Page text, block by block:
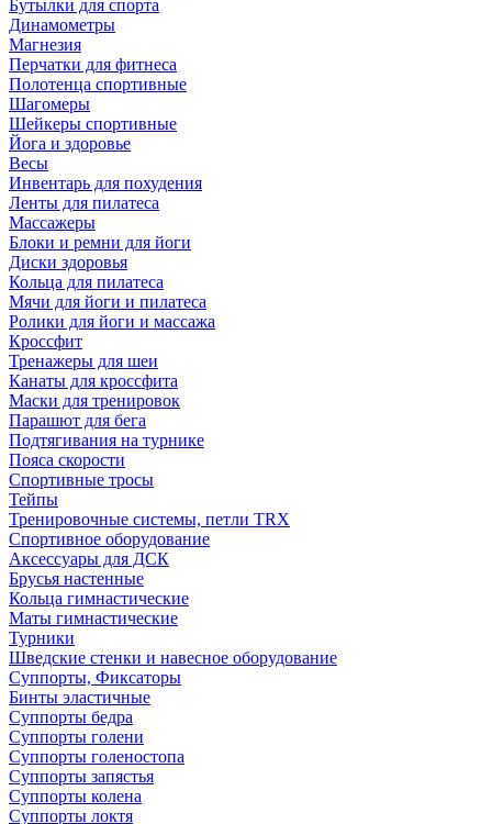
Бутылки для спорта
Динамометры
Магнезия
Перчатки для фитнеса
Полотенца спортивные
Шагомеры
Шейкеры спортивные
Йога и здоровье
Весы
Инвентарь для похудения
Ленты для пилатеса
Массажеры
Блоки и ремни для йоги
Диски здоровья
Кольца для пилатеса
Мячи для йоги и пилатеса
Ролики для йоги и массажа
Кроссфит
Тренажеры для шеи
Канаты для кроссфита
Маски для тренировок
Парашют для бега
Подтягивания на турнике
Пояса скорости
Спортивные тросы
Тейпы
Тренировочные системы, петли TRX
Спортивное оборудование
Аксессуары для ДСК
Брусья настенные
Кольца гимнастические
Маты гимнастические
Турники
Шведские стенки и навесное оборудование
Суппорты, Фиксаторы
Бинты эластичные
Суппорты бедра
Суппорты голени
Суппорты голеностопа
Суппорты запястья
Суппорты колена
Суппорты локтя